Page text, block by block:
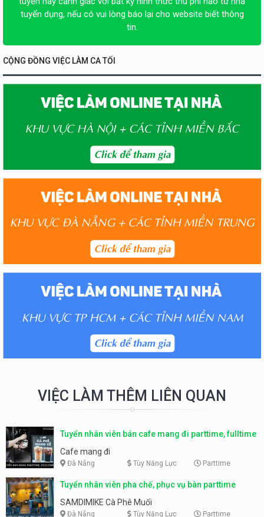
tuyển dụng, nếu có vui lòng báo lại cho website biết thông
tin.
CỘNG ĐỒNG VIỆC LÀM CA TỐI
VIỆC LÀM THÊM LIÊN QUAN
Tuyển nhân viên bán cafe mang đi parttime, fulltime
Cafe mang đi
Đà Nẵng Tùy Năng Lực Parttime
Tuyển nhân viên pha chế, phục vụ bàn parttime
SAMDIMIKE Cà Phê Muối
Đà Nẵng Tùy Năng Lực Parttime